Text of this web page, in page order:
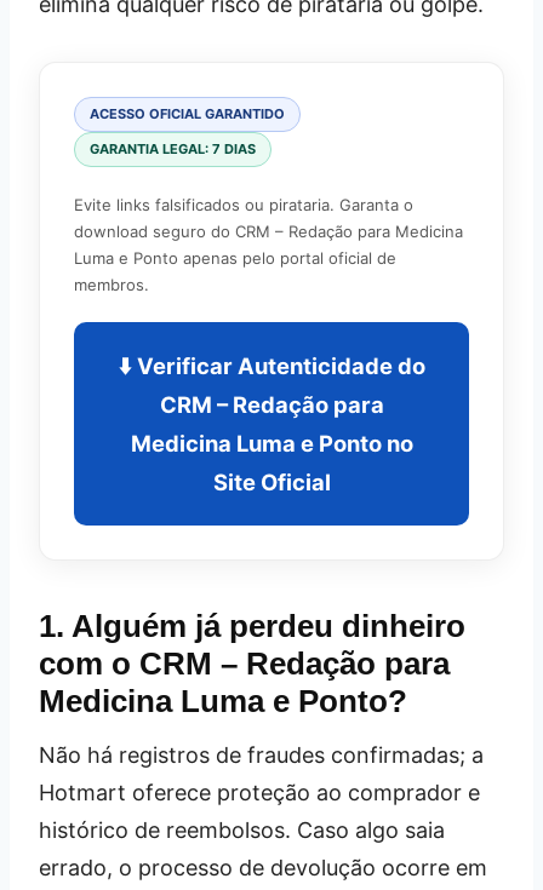
ACESSO OFICIAL GARANTIDO
GARANTIA LEGAL: 7 DIAS
Evite links falsificados ou pirataria. Garanta o
download seguro do CRM – Redação para Medicina
Luma e Ponto apenas pelo portal oficial de
membros.
⬇️ Verificar Autenticidade do
CRM – Redação para
Medicina Luma e Ponto no
Site Oficial
1. Alguém já perdeu dinheiro
com o CRM – Redação para
Medicina Luma e Ponto?
Não há registros de fraudes confirmadas; a
Hotmart oferece proteção ao comprador e
histórico de reembolsos. Caso algo saia
errado, o processo de devolução ocorre em